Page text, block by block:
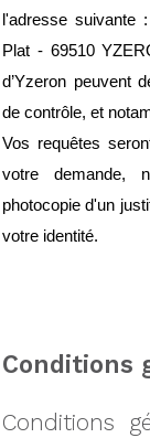
l'adresse suivante
Plat - 69510
d’Yzeron peuvent
de contrôle, et
Vos requêtes
votre demande,
photocopie d'un
votre identité.
Conditions
Conditions